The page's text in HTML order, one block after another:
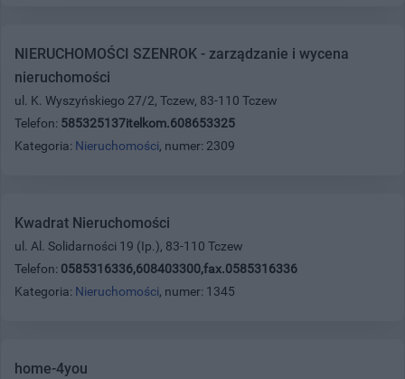
NIERUCHOMOŚCI SZENROK - zarządzanie i wycena
nieruchomości
ul. K. Wyszyńskiego 27/2, Tczew, 83-110 Tczew
Telefon: 585325137itelkom.608653325
Kategoria: Nieruchomości, numer: 2309
Kwadrat Nieruchomości
ul. Al. Solidarności 19 (Ip.), 83-110 Tczew
Telefon: 0585316336,608403300,fax.0585316336
Kategoria: Nieruchomości, numer: 1345
home-4you